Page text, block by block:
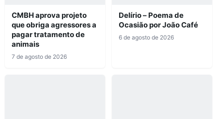
CMBH aprova projeto
que obriga agressores a
pagar tratamento de
animais
7 de agosto de 2026
Delírio – Poema de
Ocasião por João Café
6 de agosto de 2026